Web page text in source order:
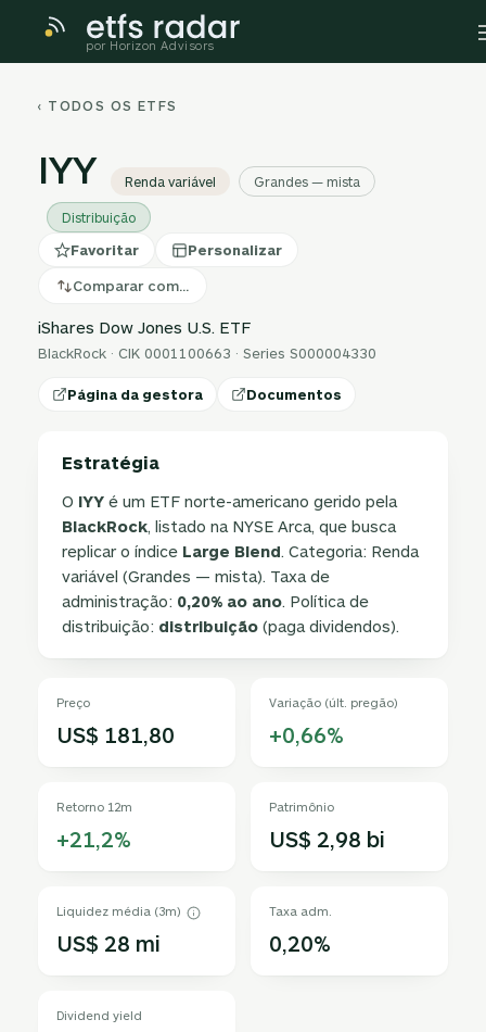
por Horizon Advisors
‹ TODOS OS ETFS
IYY Renda variável Grandes — mista
Distribuição
Favoritar Personalizar
Comparar com…
iShares Dow Jones U.S. ETF
BlackRock · CIK 0001100663 · Series S000004330
Página da gestora Documentos
Estratégia
O IYY é um ETF norte-americano gerido pela
BlackRock, listado na NYSE Arca, que busca
replicar o índice Large Blend. Categoria: Renda
variável (Grandes — mista). Taxa de
administração: 0,20% ao ano. Política de
distribuição: distribuição (paga dividendos).
Preço
US$ 181,80
Variação (últ. pregão)
+0,66%
Retorno 12m
+21,2%
Patrimônio
US$ 2,98 bi
Liquidez média (3m)
US$ 28 mi
Taxa adm.
0,20%
Dividend yield